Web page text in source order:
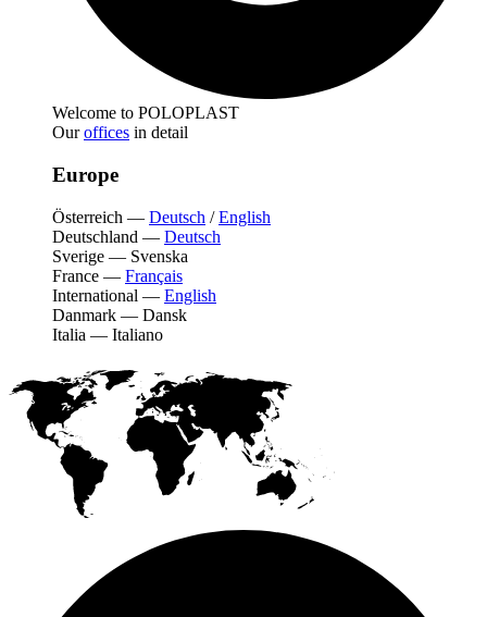
Welcome to POLOPLAST
Ouroffices in detail
Europe
Österreich — Deutsch /English
Deutschland — Deutsch
Sverige — Svenska
France — Français
International — English
Danmark — Dansk
Italia — Italiano